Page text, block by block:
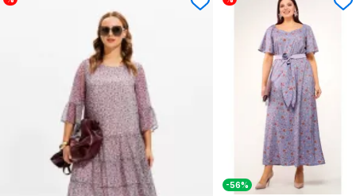
-56%